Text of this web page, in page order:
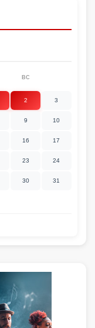
ВС
2 3
9 10
16 17
23 24
30 31